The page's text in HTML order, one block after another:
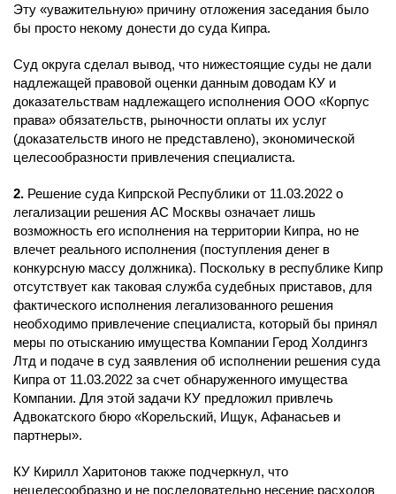
Эту «уважительную» причину отложения заседания было
бы просто некому донести до суда Кипра.
Суд округа сделал вывод, что нижестоящие суды не дали
надлежащей правовой оценки данным доводам КУ и
доказательствам надлежащего исполнения ООО «Корпус
права» обязательств, рыночности оплаты их услуг
(доказательств иного не представлено), экономической
целесообразности привлечения специалиста.
2. Решение суда Кипрской Республики от 11.03.2022 о
легализации решения АС Москвы означает лишь
возможность его исполнения на территории Кипра, но не
влечет реального исполнения (поступления денег в
конкурсную массу должника). Поскольку в республике Кипр
отсутствует как таковая служба судебных приставов, для
фактического исполнения легализованного решения
необходимо привлечение специалиста, который бы принял
меры по отысканию имущества Компании Герод Холдингз
Лтд и подаче в суд заявления об исполнении решения суда
Кипра от 11.03.2022 за счет обнаруженного имущества
Компании. Для этой задачи КУ предложил привлечь
Адвокатского бюро «Корельский, Ищук, Афанасьев и
партнеры».
КУ Кирилл Харитонов также подчеркнул, что
нецелесообразно и не последовательно несение расходов